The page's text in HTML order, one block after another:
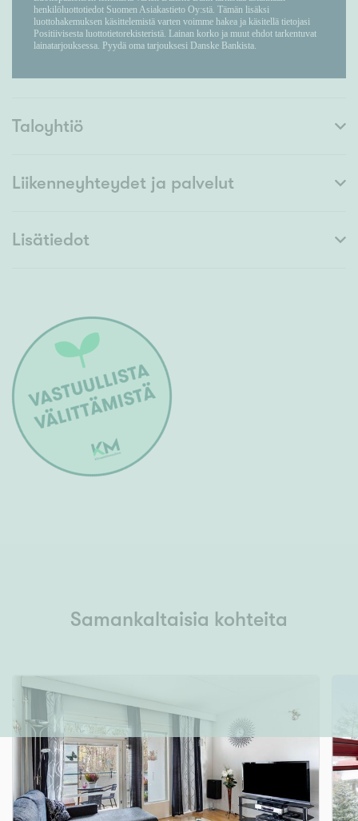
Taloyhtiö
Liikenneyhteydet ja palvelut
Lisätiedot
Samankaltaisia kohteita